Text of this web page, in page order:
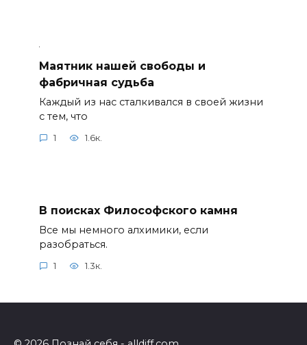
Маятник нашей свободы и
фабричная судьба
Каждый из нас сталкивался в своей жизни
с тем, что
1 1.6к.
В поисках Философского камня
Все мы немного алхимики, если
разобраться.
1 1.3к.